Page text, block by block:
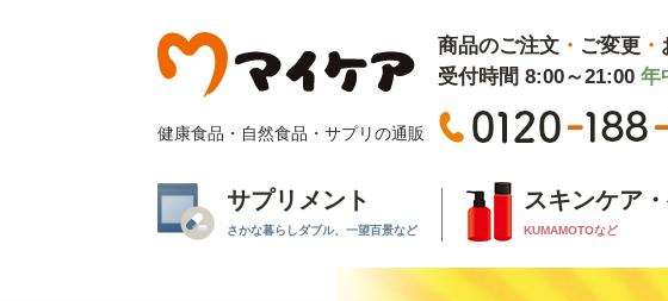
健康食品・自然食品・サプリの通販
商品のご注文 ・ ご変更 ・
受付時間 8:00～21:00 年
サプリメント
さかな暮らしダブル、一望百景など
スキンケア
KUMAMOTOなど